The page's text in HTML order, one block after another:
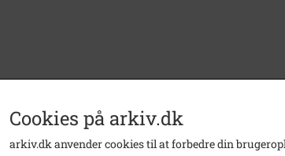
Cookies på arkiv.dk
arkiv.dk anvender cookies til at forbedre din